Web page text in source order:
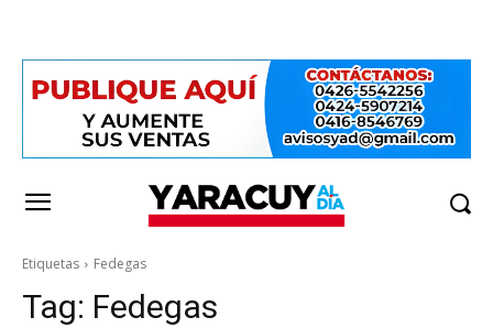
Etiquetas Fedegas
Tag: Fedegas